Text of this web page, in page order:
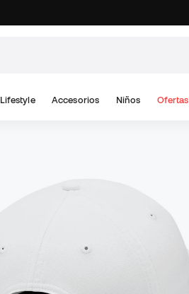
Lifestyle Accesorios Niños Ofertas